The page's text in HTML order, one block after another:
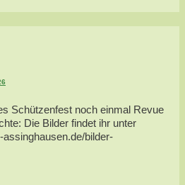
Schützenfest noch einmal Revue
Die Bilder findet ihr unter
bilder-